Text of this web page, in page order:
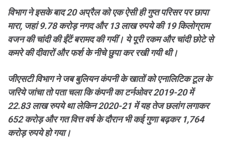
विभाग ने इसके बाद 20 अप्रैल को एक ऐसी ही गुप्त परिसर पर छापा
मारा, जहां 9.78 करोड़ नगद और 13 लाख रुपये की 19 किलोग्राम
वजन की चांदी की ईंटें बरामद की गयीं। ये पूरी रकम और चांदी छोटे से
कमरे की दीवारों और फर्श के नीचे छुपा कर रखी गयी थी।
जीएसटी विभाग ने जब बुलियन कंपनी के खातों को एनालिटिक टूल के
जरिये जांचा तो पता चला कि कंपनी का टर्नओवर 2019-20 में
22.83 लाख रुपये था लेकिन 2020-21 में यह तेज छलांग लगाकर
652 करोड़ और गत वित्त वर्ष के दौरान भी कई गुणा बढ़कर 1,764
करोड़ रुपये हो गया।